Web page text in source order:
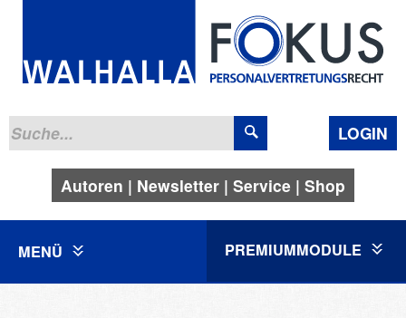
LOGIN
Autoren Newsletter Service Shop
MENÜ PREMIUMMODULE